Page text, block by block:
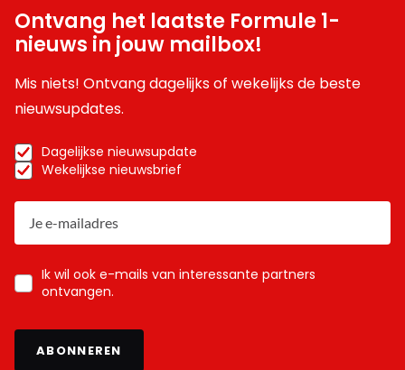
Ontvang het laatste Formule 1-
nieuws in jouw mailbox!
Mis niets! Ontvang dagelijks of wekelijks de beste
nieuwsupdates.
Dagelijkse nieuwsupdate
Wekelijkse nieuwsbrief
Ik wil ook e-mails van interessante partners
ontvangen.
ABONNEREN